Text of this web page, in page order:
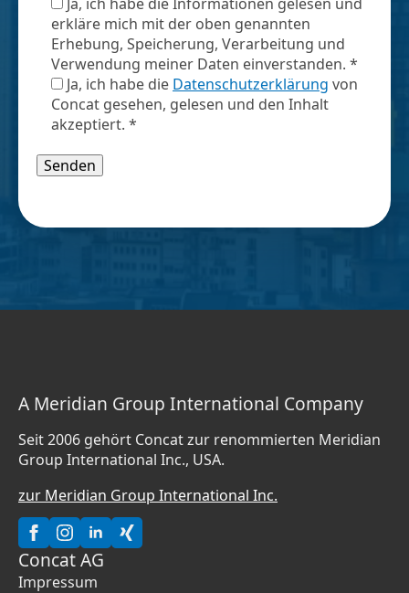
erkläre mich mit der oben genannten
Erhebung, Speicherung, Verarbeitung und
Verwendung meiner Daten einverstanden. *
Ja, ich habe die Datenschutzerklärung von
Concat gesehen, gelesen und den Inhalt
akzeptiert. *
A Meridian Group International Company
Seit 2006 gehört Concat zur renommierten Meridian
Group International Inc., USA.
zur Meridian Group International Inc.
Concat AG
Impressum